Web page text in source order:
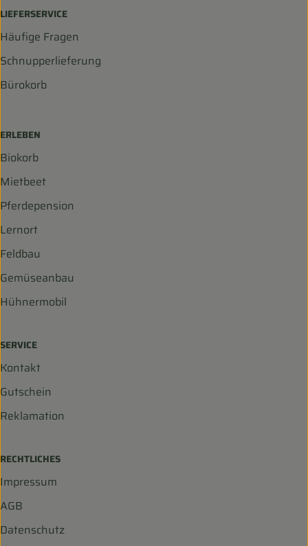
LIEFERSERVICE
Häufige Fragen
Schnupperlieferung
Bürokorb
ERLEBEN
Biokorb
Mietbeet
Pferdepension
Lernort
Feldbau
Gemüseanbau
Hühnermobil
SERVICE
Kontakt
Gutschein
Reklamation
RECHTLICHES
Impressum
AGB
Datenschutz